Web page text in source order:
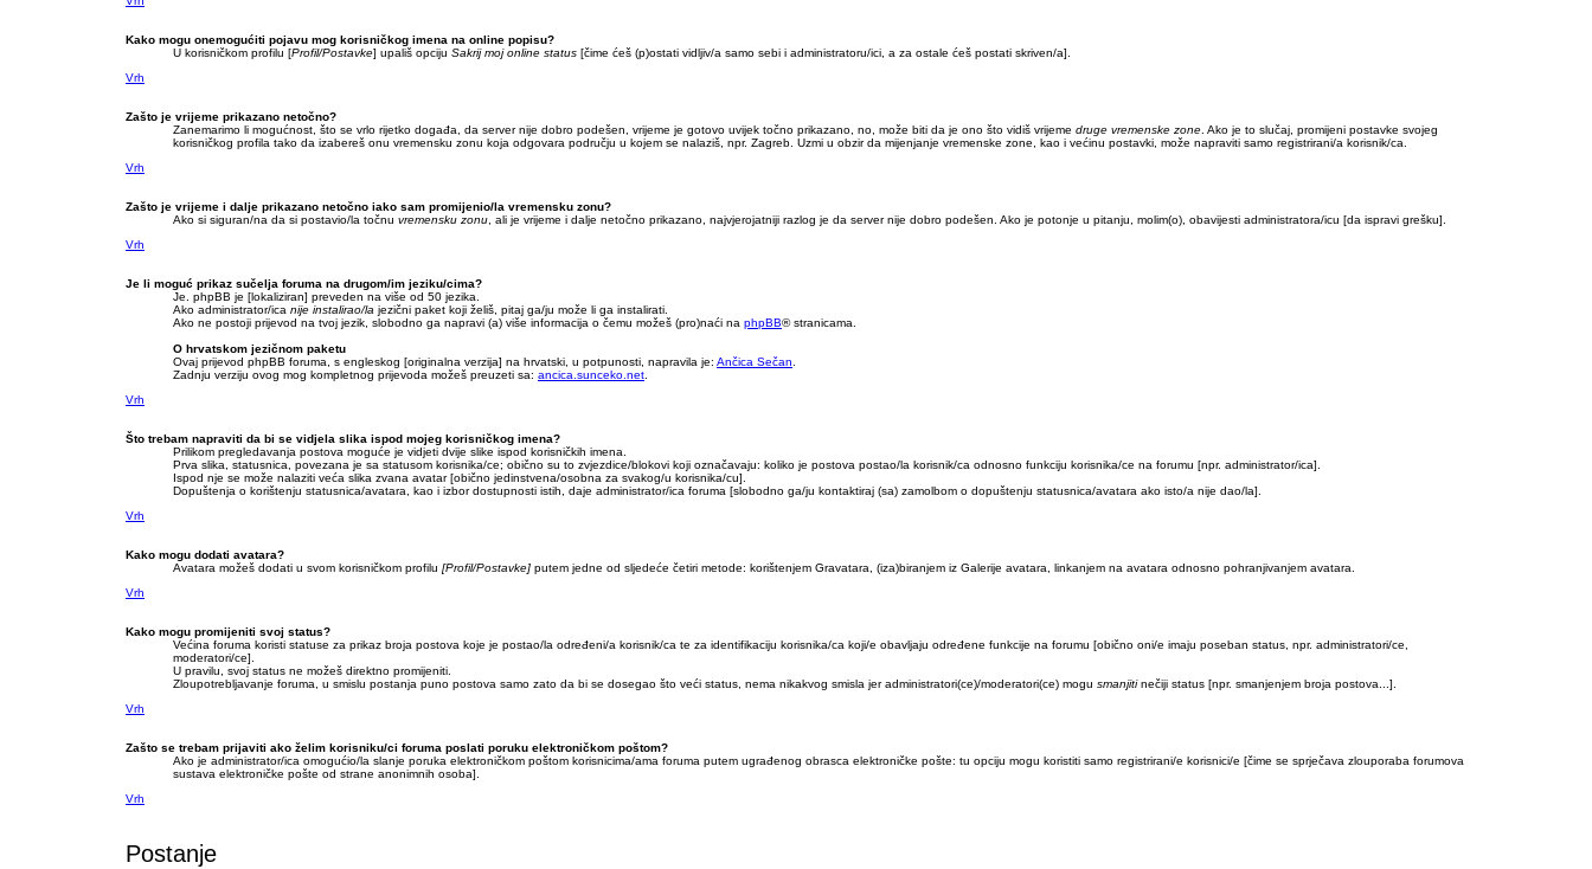
Kako mogu onemogućiti pojavu mog korisničkog imena na online popisu?
U korisničkom profilu [Profil/Postavke] upališ opciju Sakrij moj online status [čime ćeš (p)ostati vidljiv/a samo sebi i administratoru/ici, a za ostale ćeš postati skriven/a].
Vrh
Zašto je vrijeme prikazano netočno?
Zanemarimo li mogućnost, što se vrlo rijetko događa, da server nije dobro podešen, vrijeme je gotovo uvijek točno prikazano, no, može biti da je ono što vidiš vrijeme druge vremenske zone. Ako je to slučaj, promijeni postavke svojeg
korisničkog profila tako da izabereš onu vremensku zonu koja odgovara području u kojem se nalaziš, npr. Zagreb. Uzmi u obzir da mijenjanje vremenske zone, kao i većinu postavki, može napraviti samo registrirani/a korisnik/ca.
Vrh
Zašto je vrijeme i dalje prikazano netočno iako sam promijenio/la vremensku zonu?
Ako si siguran/na da si postavio/la točnu vremensku zonu, ali je vrijeme i dalje netočno prikazano, najvjerojatniji razlog je da server nije dobro podešen. Ako je potonje u pitanju, molim(o), obavijesti administratora/icu [da ispravi grešku].
Vrh
Je li moguć prikaz sučelja foruma na drugom/im jeziku/cima?
Je. phpBB je [lokaliziran] preveden na više od 50 jezika.
Ako administrator/ica nije instalirao/la jezični paket koji želiš, pitaj ga/ju može li ga instalirati.
Ako ne postoji prijevod na tvoj jezik, slobodno ga napravi (a) više informacija o čemu možeš (pro)naći na phpBB® stranicama.
O hrvatskom jezičnom paketu
Ovaj prijevod phpBB foruma, s engleskog [originalna verzija] na hrvatski, u potpunosti, napravila je: Ančica Sečan.
Zadnju verziju ovog mog kompletnog prijevoda možeš preuzeti sa: ancica.sunceko.net.
Vrh
Što trebam napraviti da bi se vidjela slika ispod mojeg korisničkog imena?
Prilikom pregledavanja postova moguće je vidjeti dvije slike ispod korisničkih imena.
Prva slika, statusnica, povezana je sa statusom korisnika/ce; obično su to zvjezdice/blokovi koji označavaju: koliko je postova postao/la korisnik/ca odnosno funkciju korisnika/ce na forumu [npr. administrator/ica].
Ispod nje se može nalaziti veća slika zvana avatar [obično jedinstvena/osobna za svakog/u korisnika/cu].
Dopuštenja o korištenju statusnica/avatara, kao i izbor dostupnosti istih, daje administrator/ica foruma [slobodno ga/ju kontaktiraj (sa) zamolbom o dopuštenju statusnica/avatara ako isto/a nije dao/la].
Vrh
Kako mogu dodati avatara?
Avatara možeš dodati u svom korisničkom profilu [Profil/Postavke] putem jedne od sljedeće četiri metode: korištenjem Gravatara, (iza)biranjem iz Galerije avatara, linkanjem na avatara odnosno pohranjivanjem avatara.
Vrh
Kako mogu promijeniti svoj status?
Većina foruma koristi statuse za prikaz broja postova koje je postao/la određeni/a korisnik/ca te za identifikaciju korisnika/ca koji/e obavljaju određene funkcije na forumu [obično oni/e imaju poseban status, npr. administratori/ce,
moderatori/ce].
U pravilu, svoj status ne možeš direktno promijeniti.
Zloupotrebljavanje foruma, u smislu postanja puno postova samo zato da bi se dosegao što veći status, nema nikakvog smisla jer administratori(ce)/moderatori(ce) mogu smanjitinečiji status [npr. smanjenjem broja postova...].
Vrh
Zašto se trebam prijaviti ako želim korisniku/ci foruma poslati poruku elektroničkom poštom?
Ako je administrator/ica omogućio/la slanje poruka elektroničkom poštom korisnicima/ama foruma putem ugrađenog obrasca elektroničke pošte: tu opciju mogu koristiti samo registrirani/e korisnici/e [čime se sprječava zlouporaba forumova
sustava elektroničke pošte od strane anonimnih osoba].
Vrh
Postanje